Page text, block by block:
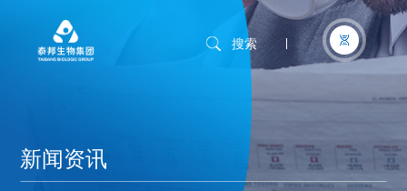
搜索
新闻资讯